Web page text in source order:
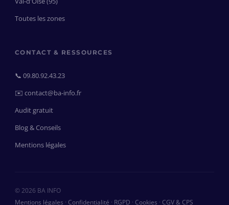
Toutes les zones
CONTACT & RESSOURCES
📞 09.80.92.43.23
✉️ contact@ba-info.fr
Audit gratuit
Blog & Conseils
Mentions légales
© 2026 BA INFO
Mentions légales · Confidentialité · RGPD · Cookies · CGV & CPS